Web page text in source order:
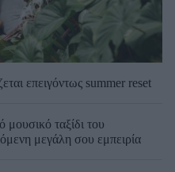
επειγόντως summer reset
ταξίδι του
μεγάλη σου εμπειρία